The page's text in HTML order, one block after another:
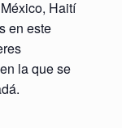
Haití
en este
la que se